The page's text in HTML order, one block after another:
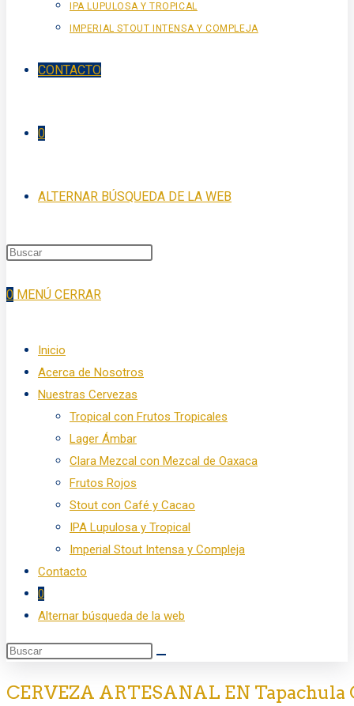
IPA LUPULOSA Y TROPICAL
IMPERIAL STOUT INTENSA Y COMPLEJA
CONTACTO
0
ALTERNAR BÚSQUEDA DE LA WEB
0 MENÚ CERRAR
Inicio
Acerca de Nosotros
Nuestras Cervezas
Tropical con Frutos Tropicales
Lager Ámbar
Clara Mezcal con Mezcal de Oaxaca
Frutos Rojos
Stout con Café y Cacao
IPA Lupulosa y Tropical
Imperial Stout Intensa y Compleja
Contacto
0
Alternar búsqueda de la web
CERVEZA ARTESANAL EN Tapachula